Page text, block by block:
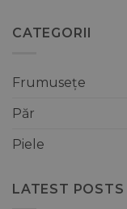
CATEGORII
Frumusețe
Păr
Piele
LATEST POSTS